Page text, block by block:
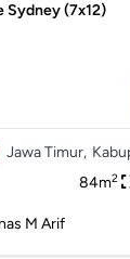
Sydney (7x12)
Jawa Timur,
84m2
M Arif